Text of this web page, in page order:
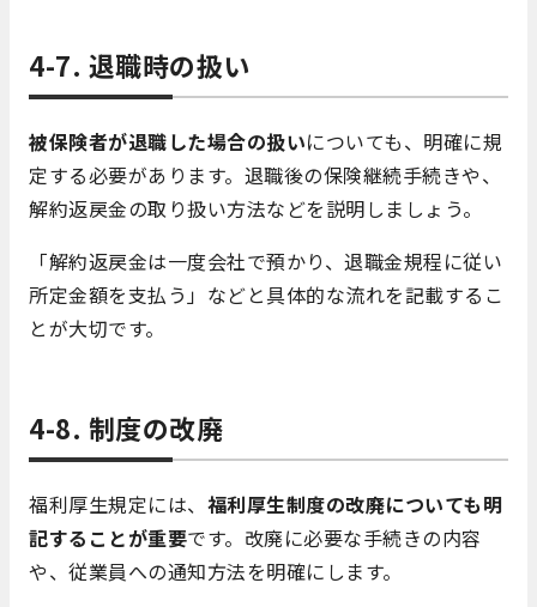
4-7. 退職時の扱い
被保険者が退職した場合の扱いについても、明確に規
定する必要があります。退職後の保険継続手続きや、
解約返戻金の取り扱い方法などを説明しましょう。
「解約返戻金は一度会社で預かり、退職金規程に従い
所定金額を支払う」などと具体的な流れを記載するこ
とが大切です。
4-8. 制度の改廃
福利厚生規定には、 福利厚生制度の改廃についても明
記することが重要です。改廃に必要な手続きの内容
や、従業員への通知方法を明確にします。